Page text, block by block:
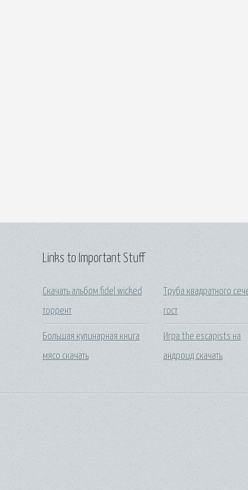
Links to Important Stuff
Скачать альбом fidel wicked
торрент
Большая кулинарная книга
мясо скачать
Труба квадратного
гост
Игра the escapists на
андроид скачать